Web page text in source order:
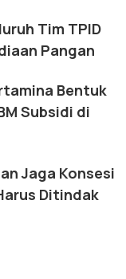
Tim TPID
Pangan
Bentuk
Subsidi di
Jaga Konsesi
Ditindak